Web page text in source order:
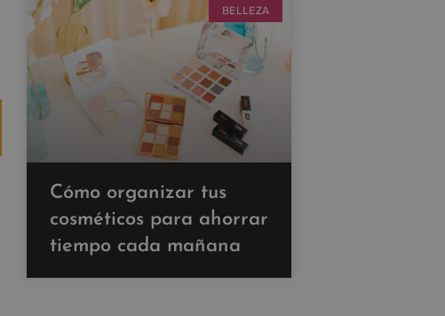
BELLEZA
Cómo organizar tus
cosméticos para ahorrar
tiempo cada mañana